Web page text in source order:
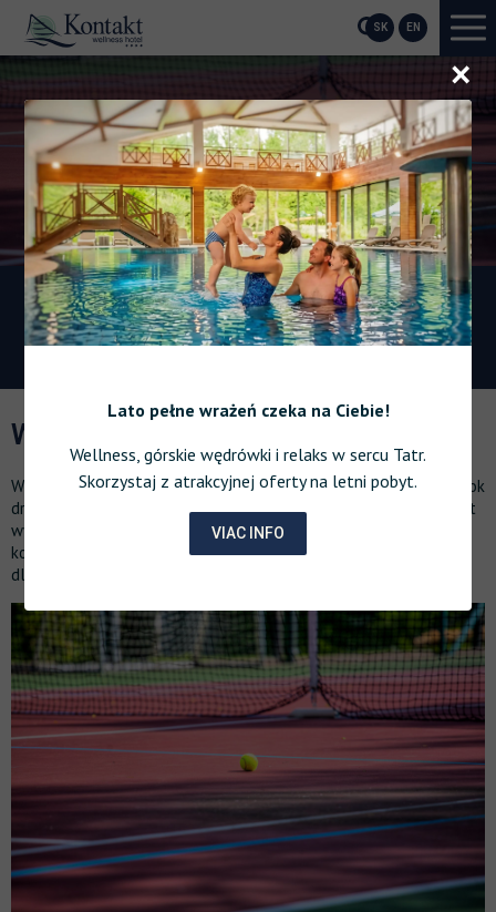
SK EN
do wyjątkowego centrum
WIELOFUNKCYJNE BOISKO
Wielofunkcyjne boisko znajduje się bezpośrednio przy hotelu, obok
drewnianej chaty oraz zewnętrznego placu zabaw dla dzieci. Jest
wyposażone w sztuczną nawierzchnię, bramki do piłki nożnej,
kosze do koszykówki oraz siatkę do tenisa. Boisko jest dostępne
dla wszystkich gości hotelowych.
Lato pełne wrażeń czeka na Ciebie!
Wellness, górskie wędrówki i relaks w sercu Tatr.
Skorzystaj z atrakcyjnej oferty na letni pobyt.
VIAC INFO